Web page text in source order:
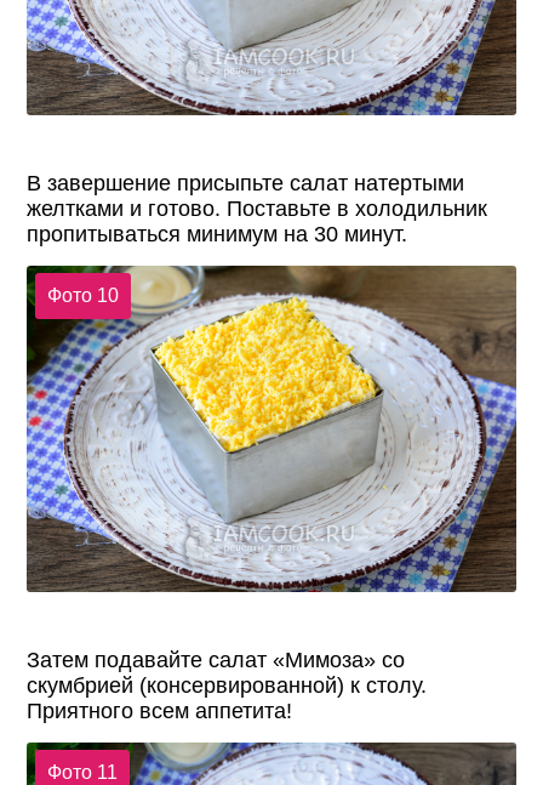
В завершение присыпьте салат натертыми
желтками и готово. Поставьте в холодильник
пропитываться минимум на 30 минут.
Фото 10
Затем подавайте салат «Мимоза» со
скумбрией (консервированной) к столу.
Приятного всем аппетита!
Фото 11